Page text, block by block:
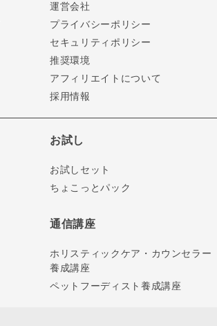
運営会社
プライバシーポリシー
セキュリティポリシー
推奨環境
アフィリエイトについて
採用情報
お試し
お試しセット
ちょこっとパック
通信講座
ホリスティックケア・カウンセラー
養成講座
ペットフーディスト養成講座